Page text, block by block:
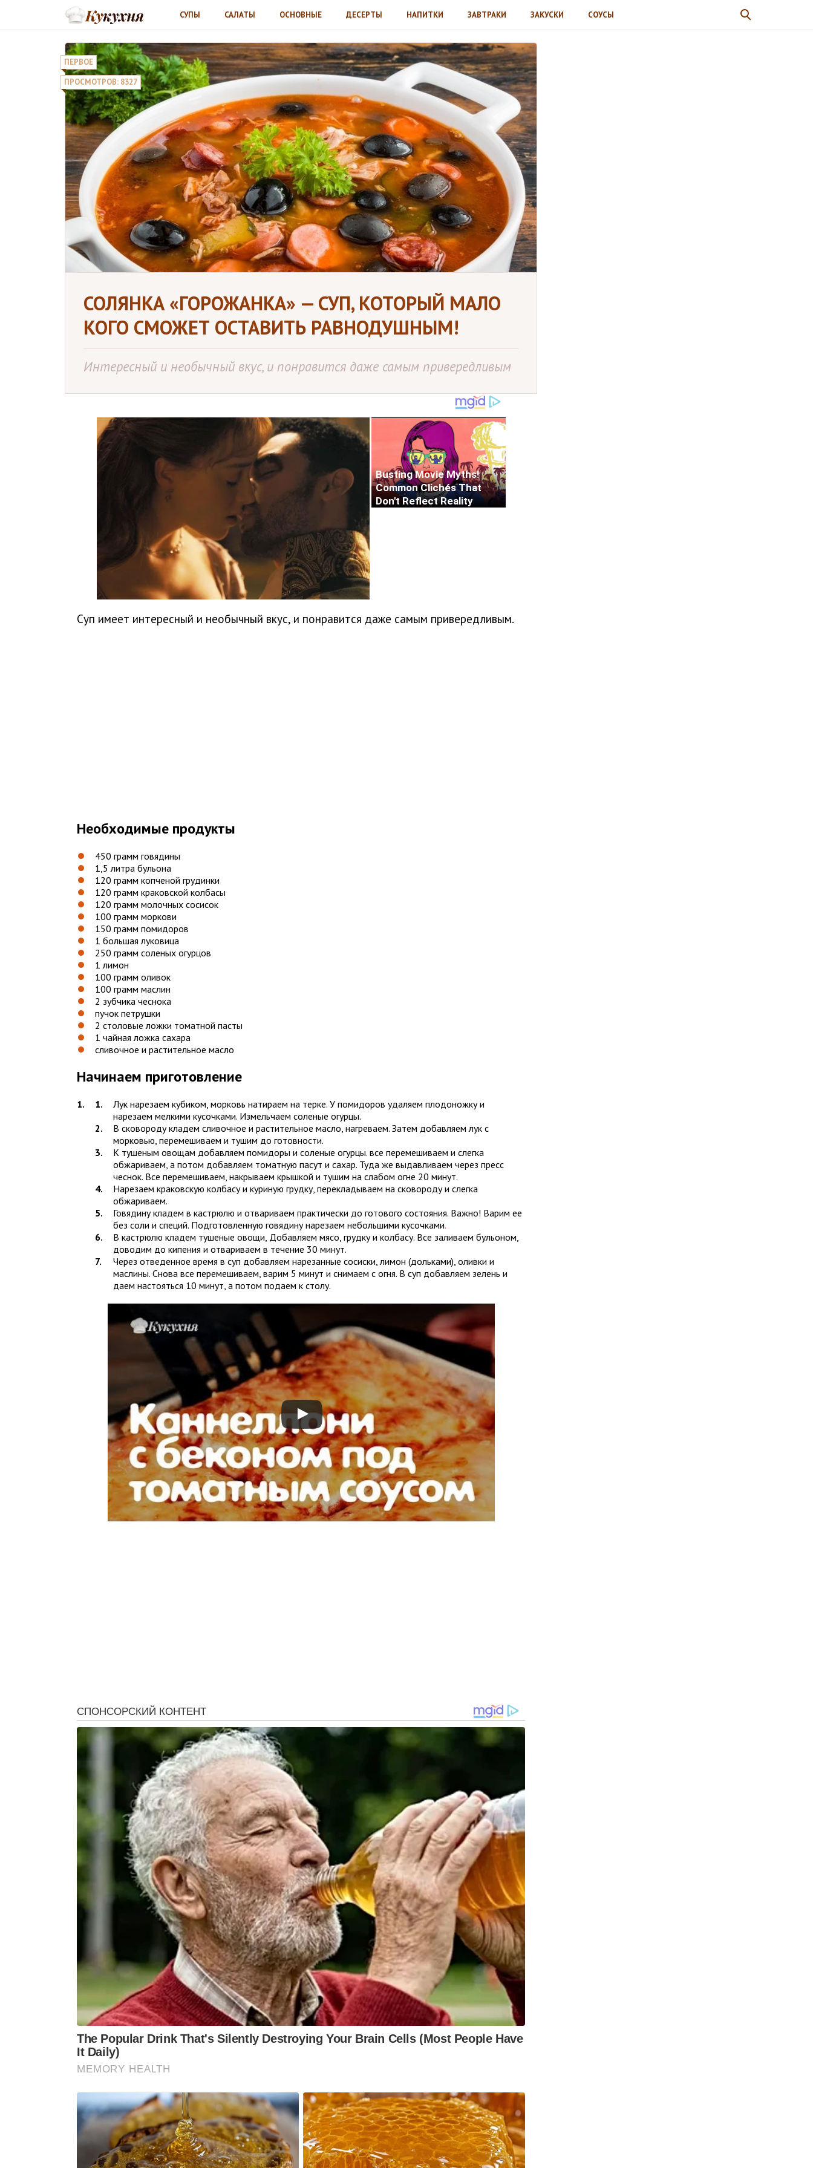
СУПЫ САЛАТЫ ОСНОВНЫЕ ДЕСЕРТЫ НАПИТКИ ЗАВТРАКИ ЗАКУСКИ СОУСЫ
ПЕРВОЕ
ПРОСМОТРОВ: 8327
СОЛЯНКА «ГОРОЖАНКА» — СУП, КОТОРЫЙ МАЛО
КОГО СМОЖЕТ ОСТАВИТЬ РАВНОДУШНЫМ!
Интересный и необычный вкус, и понравится даже самым привередливым
Суп имеет интересный и необычный вкус, и понравится даже самым привередливым.
Необходимые продукты
450 грамм говядины
1,5 литра бульона
120 грамм копченой грудинки
120 грамм краковской колбасы
120 грамм молочных сосисок
100 грамм моркови
150 грамм помидоров
1 большая луковица
250 грамм соленых огурцов
1 лимон
100 грамм оливок
100 грамм маслин
2 зубчика чеснока
пучок петрушки
2 столовые ложки томатной пасты
1 чайная ложка сахара
сливочное и растительное масло
Начинаем приготовление
Лук нарезаем кубиком, морковь натираем на терке. У помидоров удаляем плодоножку и
нарезаем мелкими кусочками. Измельчаем соленые огурцы.
В сковороду кладем сливочное и растительное масло, нагреваем. Затем добавляем лук с
морковью, перемешиваем и тушим до готовности.
К тушеным овощам добавляем помидоры и соленые огурцы. все перемешиваем и слегка
обжариваем, а потом добавляем томатную пасут и сахар. Туда же выдавливаем через пресс
чеснок. Все перемешиваем, накрываем крышкой и тушим на слабом огне 20 минут.
Нарезаем краковскую колбасу и куриную грудку, перекладываем на сковороду и слегка
обжариваем.
Говядину кладем в кастрюлю и отвариваем практически до готового состояния. Важно! Варим ее
без соли и специй. Подготовленную говядину нарезаем небольшими кусочками.
В кастрюлю кладем тушеные овощи, Добавляем мясо, грудку и колбасу. Все заливаем бульоном,
доводим до кипения и отвариваем в течение 30 минут.
Через отведенное время в суп добавляем нарезанные сосиски, лимон (дольками), оливки и
маслины. Снова все перемешиваем, варим 5 минут и снимаем с огня. В суп добавляем зелень и
даем настояться 10 минут, а потом подаем к столу.